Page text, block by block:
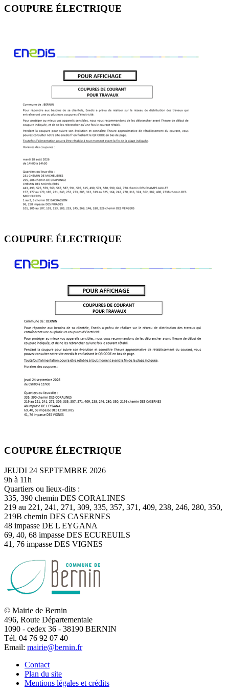
COUPURE ÉLECTRIQUE
COUPURE ÉLECTRIQUE
COUPURE ÉLECTRIQUE
JEUDI 24 SEPTEMBRE 2026
9h à 11h
Quartiers ou lieux-dits :
335, 390 chemin DES CORALINES
219 au 221, 241, 271, 309, 335, 357, 371, 409, 238, 246, 280, 350,
219B chemin DES CASERNES
48 impasse DE L EYGANA
69, 40, 68 impasse DES ECUREUILS
41, 76 impasse DES VIGNES
© Mairie de Bernin
496, Route Départementale
1090 - cedex 36 - 38190 BERNIN
Tél. 04 76 92 07 40
Email: mairie@bernin.fr
Contact
Plan du site
Mentions légales et crédits